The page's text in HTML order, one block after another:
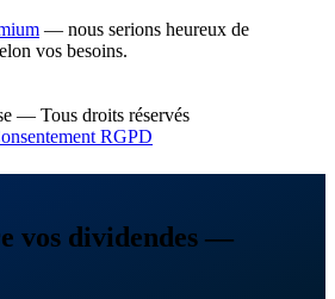
— nous serions heureux de
vos besoins.
— Tous droits réservés
RGPD
vos dividendes —